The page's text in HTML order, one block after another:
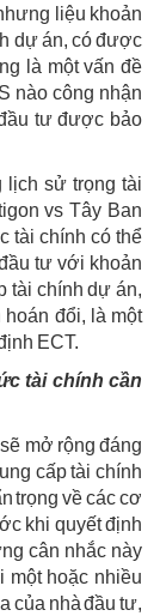
liệu khoản
dự án, có được
là một vấn đề
nào công nhận
tư được bảo
lịch sử trọng tài
vs Tây Ban
tài chính có thể
tư với khoản
tài chính dự án,
đổi, là một
ECT.
tài chính cần
mở rộng đáng
cấp tài chính
trọng về các cơ
khi quyết định
cân nhắc này
một hoặc nhiều
của nhà đầu tư,